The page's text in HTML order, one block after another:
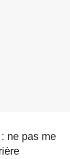
ne pas me